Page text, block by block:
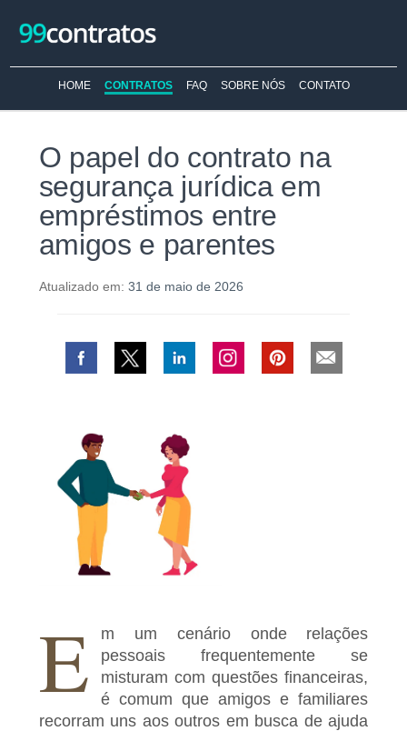
HOME CONTRATOS FAQ SOBRE NÓS CONTATO
O papel do contrato na
segurança jurídica em
empréstimos entre
amigos e parentes
Atualizado em: 31 de maio de 2026
E
m um cenário onde relações
pessoais frequentemente se
misturam com questões financeiras,
é comum que amigos e familiares
recorram uns aos outros em busca de ajuda